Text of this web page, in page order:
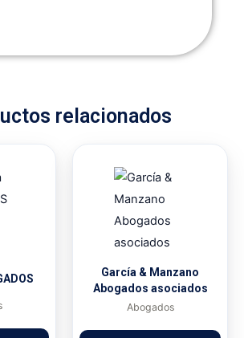
relacionados
García & Manzano
Abogados asociados
Abogados